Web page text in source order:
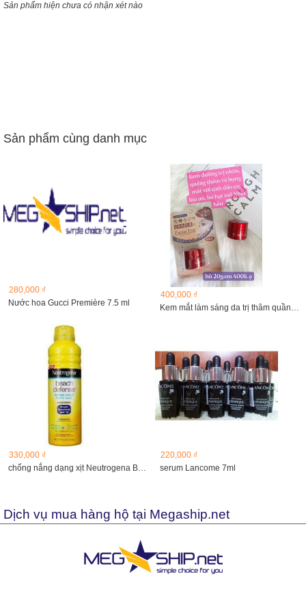
Sản phẩm hiện chưa có nhận xét nào
Sản phẩm cùng danh mục
280,000 ₫
Nước hoa Gucci Première 7.5 ml
400,000 ₫
Kem mắt làm sáng da trị thâm quầng mắt ,dưỡng ẩm ,massage
330,000 ₫
chống nắng dạng xịt Neutrogena Beach Defense 184g
220,000 ₫
serum Lancome 7ml
Dịch vụ mua hàng hộ tại Megaship.net